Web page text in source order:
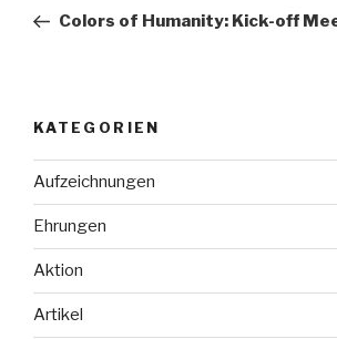
Beitrag
Colors of Humanity: Kick-off
KATEGORIEN
Aufzeichnungen
Ehrungen
Aktion
Artikel